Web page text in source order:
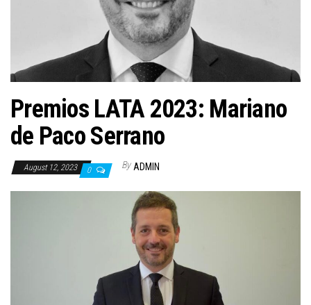
Premios LATA 2023: Mariano
de Paco Serrano
August 12, 2023 0 By ADMIN